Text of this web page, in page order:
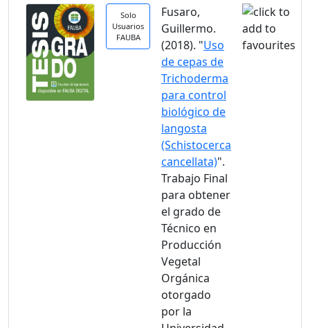
Solo
Usuarios
FAUBA
Fusaro,
Guillermo.
(2018). "Uso
de cepas de
Trichoderma
para control
biológico de
langosta
(Schistocerca
cancellata)".
Trabajo Final
para obtener
el grado de
Técnico en
Producción
Vegetal
Orgánica
otorgado
por la